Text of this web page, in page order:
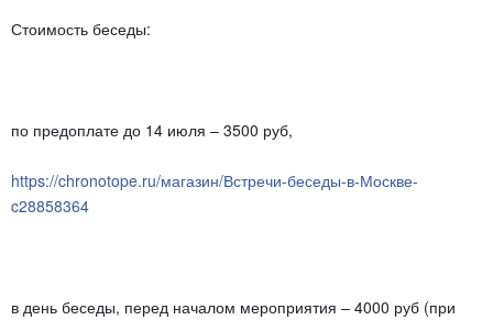
Links
Contacts
Стоимость беседы:
по предоплате до 14 июля – 3500 руб,
https://chronotope.ru/магазин/Встречи-беседы-в-Москве-
c28858364
в день беседы, перед началом мероприятия – 4000 руб (при